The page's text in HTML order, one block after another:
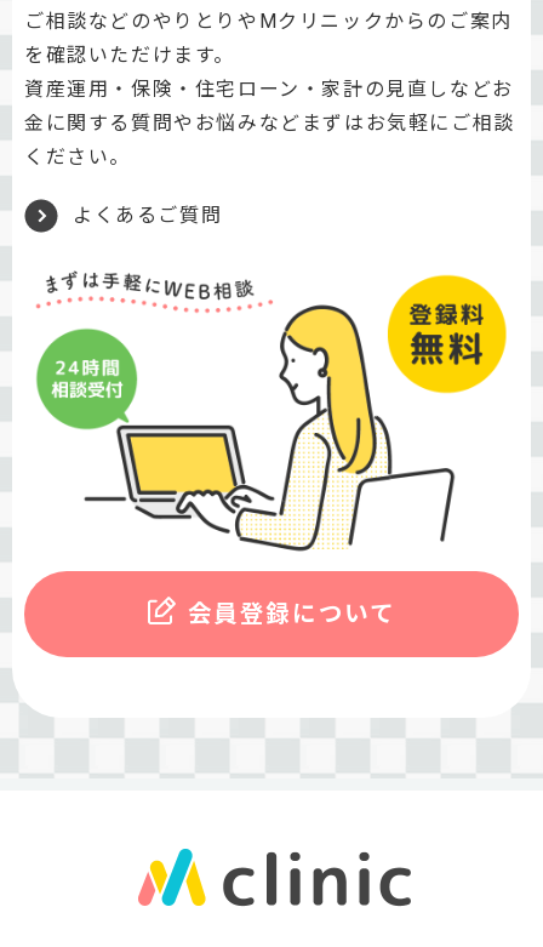
ご相談などのやりとりやMクリニックからのご案内
を確認いただけます。
資産運用・保険・住宅ローン・家計の見直しなどお
金に関する質問やお悩みなどまずはお気軽にご相談
ください。
よくあるご質問
会員登録について